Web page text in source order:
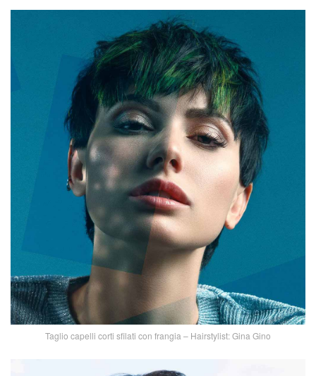
Taglio capelli corti sfilati con frangia – Hairstylist: Gina Gino